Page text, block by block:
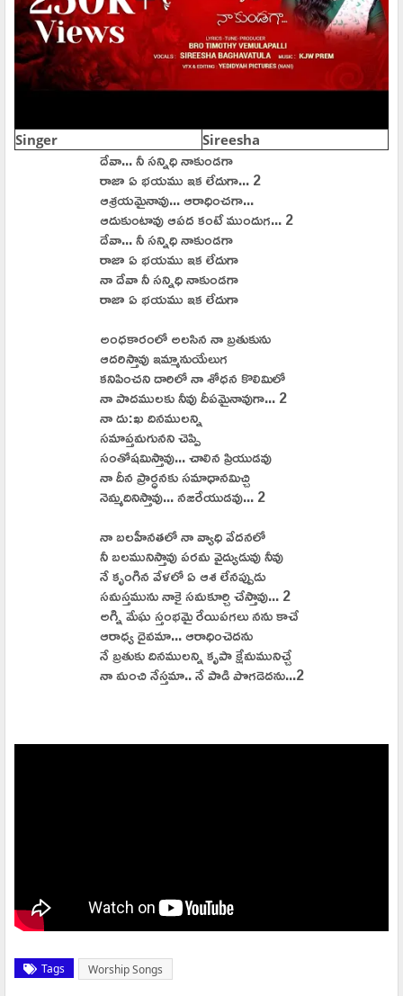
Singer Sireesha
దేవా... నీ సన్నిధి నాకుండగా
రాజా ఏ భయము ఇక లేదుగా... 2
ఆశ్రయమైనావు... ఆరాధించగా...
ఆదుకుంటావు ఆపద కంటే ముందుగ... 2
దేవా... నీ సన్నిధి నాకుండగా
రాజా ఏ భయము ఇక లేదుగా
నా దేవా నీ సన్నిధి నాకుండగా
రాజా ఏ భయము ఇక లేదుగా
అంధకారంలో అలసిన నా బ్రతుకును
ఆదరిస్తావు ఇమ్మానుయేలుగ
కనిపించని దారిలో నా శోధన కొలిమిలో
నా పాదములకు నీవు దీపమైనావుగా... 2
నా దు:ఖ దినములన్ని
సమాప్తమగునని చెప్పి
సంతోషమిస్తావు... చాలిన ప్రియుడవు
నా దీన ప్రార్ధనకు సమాధానమిచ్చి
నెమ్మదినిస్తావు... నజరేయుడవు... 2
నా బలహీనతలో నా వ్యాధి వేదనలో
నీ బలమునిస్తావు పరమ వైద్యుడువు నీవు
నే కృంగిన వేళలో ఏ ఆశ లేనప్పుడు
సమస్తమును నాకై సమకూర్చి చేస్తావు... 2
అగ్ని మేఘ స్తంభమై రేయిపగలు నను కాచే
ఆరాధ్య దైవమా... ఆరాధించెదను
నే బ్రతుకు దినములన్ని కృపా క్షేమమునిచ్చే
నా మంచి నేస్తమా.. నే పాడి పొగడెదను...2
Tags Worship Songs